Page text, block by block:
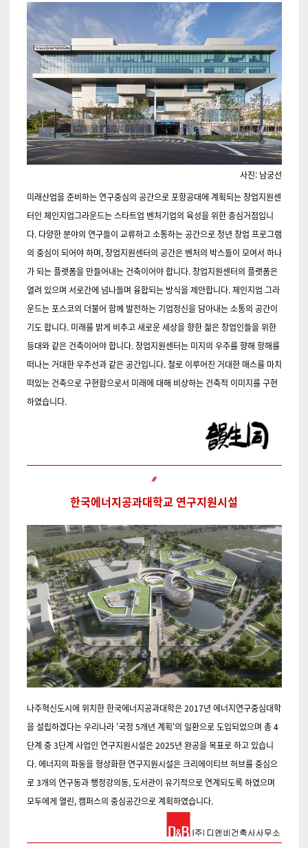
사진: 남궁선
미래산업을 준비하는 연구중심의 공간으로 포항공대에 계획되는 창업지원센
터인 체인지업그라운드는 스타트업 벤처기업의 육성을 위한 중심거점입니
다. 다양한 분야의 연구들이 교류하고 소통하는 공간으로 청년 창업 프로그램
의 중심이 되어야 하며, 창업지원센터의 공간은 벤처의 박스들이 모여서 하나
가 되는 플랫폼을 만들어내는 건축이어야 합니다. 창업지원센터의 플랫폼은
열려 있으며 서로간에 넘나들며 융합되는 방식을 제안합니다. 체인지업 그라
운드는 포스코의 더불어 함께 발전하는 기업정신을 담아내는 소통의 공간이
기도 합니다. 미래를 밝게 비추고 새로운 세상을 향한 젊은 창업인들을 위한
등대와 같은 건축이어야 합니다. 창업지원센터는 미지의 우주를 향해 항해를
떠나는 거대한 우주선과 같은 공간입니다. 철로 이루어진 거대한 매스를 마치
떠있는 건축으로 구현함으로서 미래에 대해 비상하는 건축적 이미지를 구현
하였습니다.
한국에너지공과대학교 연구지원시설
나주혁신도시에 위치한 한국에너지공과대학은 2017년 에너지연구중심대학
을 설립하겠다는 우리나라 '국정 5개년 계획'의 일환으로 도입되었으며 총 4
단계 중 3단계 사업인 연구지원시설은 2025년 완공을 목표로 하고 있습니
다. 에너지의 파동을 형상화한 연구지원시설은 크리에이티브 허브를 중심으
로 3개의 연구동과 행정강의동, 도서관이 유기적으로 연계되도록 하였으며
모두에게 열린, 캠퍼스의 중심공간으로 계획하였습니다.